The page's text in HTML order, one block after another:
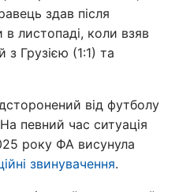
здав після
в листопаді, коли взяв
з Грузією (1:1) та
від футболу
певний час ситуація
року ФА висунула
звинувачення.